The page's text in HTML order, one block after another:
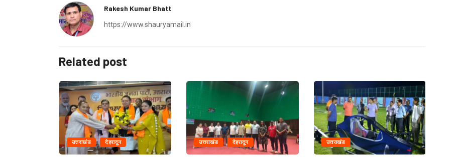
Rakesh Kumar Bhatt
https://www.shauryamail.in
Related post
उत्तराखंड देहरादून उत्तराखंड देहरादून उत्तराखंड